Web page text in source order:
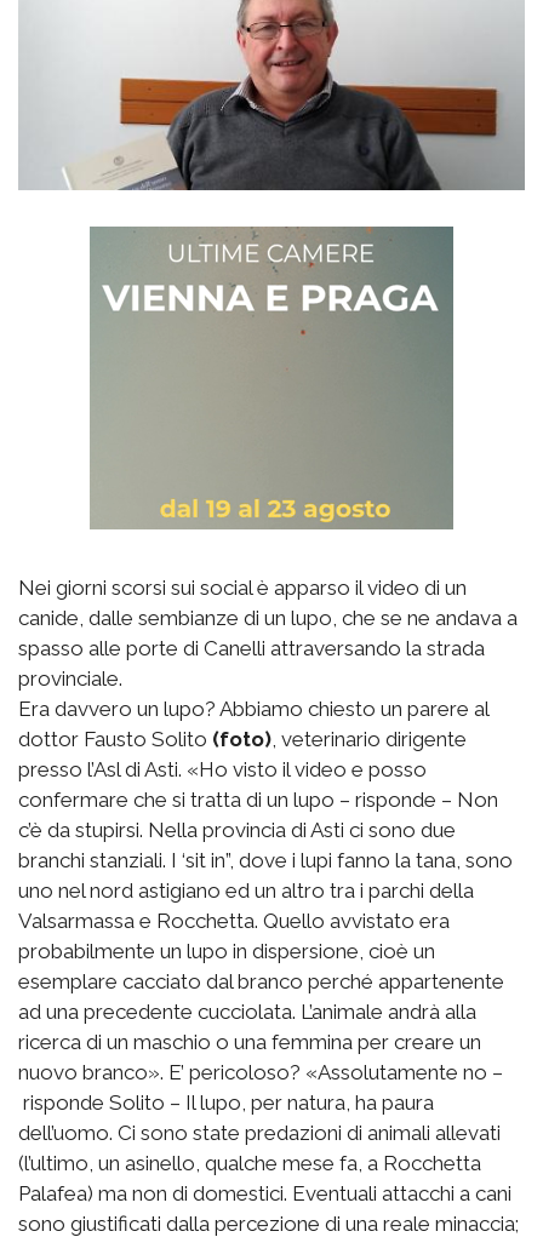
Nei giorni scorsi sui social è apparso il video di un
canide, dalle sembianze di un lupo, che se ne andava a
spasso alle porte di Canelli attraversando la strada
provinciale.
Era davvero un lupo? Abbiamo chiesto un parere al
dottor Fausto Solito (foto) , veterinario dirigente
presso l’Asl di Asti. «Ho visto il video e posso
confermare che si tratta di un lupo – risponde – Non
c’è da stupirsi. Nella provincia di Asti ci sono due
branchi stanziali. I ‘sit in”, dove i lupi fanno la tana, sono
uno nel nord astigiano ed un altro tra i parchi della
Valsarmassa e Rocchetta. Quello avvistato era
probabilmente un lupo in dispersione, cioè un
esemplare cacciato dal branco perché appartenente
ad una precedente cucciolata. L’animale andrà alla
ricerca di un maschio o una femmina per creare un
nuovo branco». E’ pericoloso? «Assolutamente no –
risponde Solito – Il lupo, per natura, ha paura
dell’uomo. Ci sono state predazioni di animali allevati
(l’ultimo, un asinello, qualche mese fa, a Rocchetta
Palafea) ma non di domestici. Eventuali attacchi a cani
sono giustificati dalla percezione di una reale minaccia;